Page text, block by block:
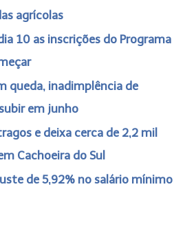
agrícolas
10 as inscrições do Programa
queda, inadimplência de
em junho
e deixa cerca de 2,2 mil
Cachoeira do Sul
de 5,92% no salário mínimo